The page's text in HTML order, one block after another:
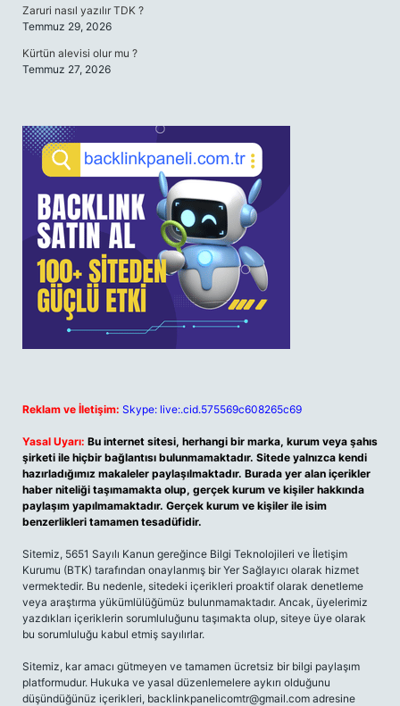
Zaruri nasıl yazılır TDK ?
Temmuz 29, 2026
Kürtün alevisi olur mu ?
Temmuz 27, 2026
Reklam ve İletişim: Skype: live:.cid.575569c608265c69
Yasal Uyarı: Bu internet sitesi, herhangi bir marka, kurum veya şahıs
şirketi ile hiçbir bağlantısı bulunmamaktadır. Sitede yalnızca kendi
hazırladığımız makaleler paylaşılmaktadır. Burada yer alan içerikler
haber niteliği taşımamakta olup, gerçek kurum ve kişiler hakkında
paylaşım yapılmamaktadır. Gerçek kurum ve kişiler ile isim
benzerlikleri tamamen tesadüfidir.
Sitemiz, 5651 Sayılı Kanun gereğince Bilgi Teknolojileri ve İletişim
Kurumu (BTK) tarafından onaylanmış bir Yer Sağlayıcı olarak hizmet
vermektedir. Bu nedenle, sitedeki içerikleri proaktif olarak denetleme
veya araştırma yükümlülüğümüz bulunmamaktadır. Ancak, üyelerimiz
yazdıkları içeriklerin sorumluluğunu taşımakta olup, siteye üye olarak
bu sorumluluğu kabul etmiş sayılırlar.
Sitemiz, kar amacı gütmeyen ve tamamen ücretsiz bir bilgi paylaşım
platformudur. Hukuka ve yasal düzenlemelere aykırı olduğunu
düşündüğünüz içerikleri, backlinkpanelicomtr@gmail.com adresine